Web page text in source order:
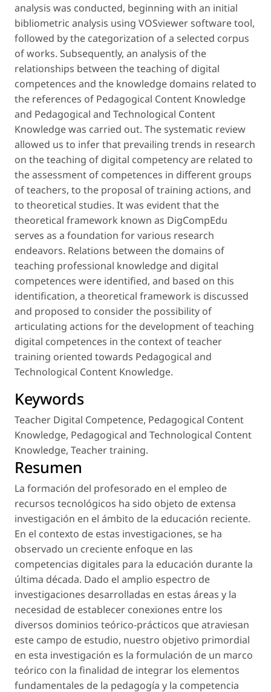
analysis was conducted, beginning with an initial
bibliometric analysis using VOSviewer software tool,
followed by the categorization of a selected corpus
of works. Subsequently, an analysis of the
relationships between the teaching of digital
competences and the knowledge domains related to
the references of Pedagogical Content Knowledge
and Pedagogical and Technological Content
Knowledge was carried out. The systematic review
allowed us to infer that prevailing trends in research
on the teaching of digital competency are related to
the assessment of competences in different groups
of teachers, to the proposal of training actions, and
to theoretical studies. It was evident that the
theoretical framework known as DigCompEdu
serves as a foundation for various research
endeavors. Relations between the domains of
teaching professional knowledge and digital
competences were identified, and based on this
identification, a theoretical framework is discussed
and proposed to consider the possibility of
articulating actions for the development of teaching
digital competences in the context of teacher
training oriented towards Pedagogical and
Technological Content Knowledge.
Keywords
Teacher Digital Competence, Pedagogical Content
Knowledge, Pedagogical and Technological Content
Knowledge, Teacher training.
Resumen
La formación del profesorado en el empleo de
recursos tecnológicos ha sido objeto de extensa
investigación en el ámbito de la educación reciente.
En el contexto de estas investigaciones, se ha
observado un creciente enfoque en las
competencias digitales para la educación durante la
última década. Dado el amplio espectro de
investigaciones desarrolladas en estas áreas y la
necesidad de establecer conexiones entre los
diversos dominios teórico-prácticos que atraviesan
este campo de estudio, nuestro objetivo primordial
en esta investigación es la formulación de un marco
teórico con la finalidad de integrar los elementos
fundamentales de la pedagogía y la competencia